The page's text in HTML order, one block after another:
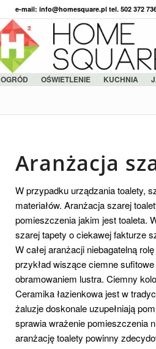
e-mail: info@homesquare.pl tel. 502 372
OGRÓD OŚWIETLENIE KUCHNIA
Aranżacja
W przypadku urządzania toalety,
materiałów. Aranżacja szarej
pomieszczenia jakim jest toaleta.
szarej tapety o ciekawej fakturze
W całej aranżacji niebagatelną
przykład wiszące ciemne
obramowaniem lustra. Ciemny
Ceramika łazienkowa jest w
żaluzje doskonale uzupełniają
sprawia wrażenie pomieszczenia
aranżację toalety powinny